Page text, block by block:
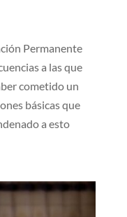
Permanente
a las que
cometido un
básicas que
a esto